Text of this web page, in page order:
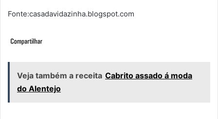
Fonte:casadavidazinha.blogspot.com
Veja também a receita Cabrito assado á moda
do Alentejo